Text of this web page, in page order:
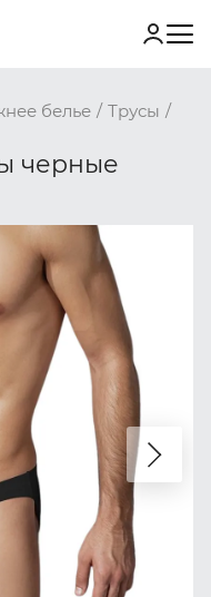
белье / Трусы /
черные